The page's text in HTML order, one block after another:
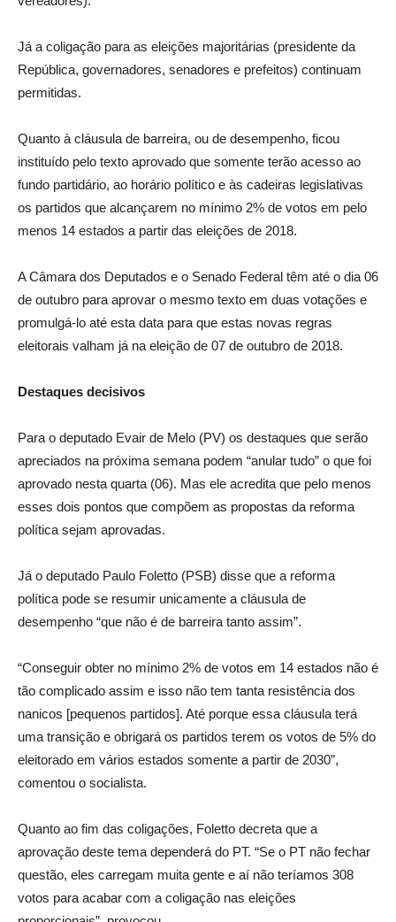
Já a coligação para as eleições majoritárias (presidente da
República, governadores, senadores e prefeitos) continuam
permitidas.
Quanto à cláusula de barreira, ou de desempenho, ficou
instituído pelo texto aprovado que somente terão acesso ao
fundo partidário, ao horário político e às cadeiras legislativas
os partidos que alcançarem no mínimo 2% de votos em pelo
menos 14 estados a partir das eleições de 2018.
A Câmara dos Deputados e o Senado Federal têm até o dia 06
de outubro para aprovar o mesmo texto em duas votações e
promulgá-lo até esta data para que estas novas regras
eleitorais valham já na eleição de 07 de outubro de 2018.
Destaques decisivos
Para o deputado Evair de Melo (PV) os destaques que serão
apreciados na próxima semana podem “anular tudo” o que foi
aprovado nesta quarta (06). Mas ele acredita que pelo menos
esses dois pontos que compõem as propostas da reforma
política sejam aprovadas.
Já o deputado Paulo Foletto (PSB) disse que a reforma
política pode se resumir unicamente a cláusula de
desempenho “que não é de barreira tanto assim”.
“Conseguir obter no mínimo 2% de votos em 14 estados não é
tão complicado assim e isso não tem tanta resistência dos
nanicos [pequenos partidos]. Até porque essa cláusula terá
uma transição e obrigará os partidos terem os votos de 5% do
eleitorado em vários estados somente a partir de 2030”,
comentou o socialista.
Quanto ao fim das coligações, Foletto decreta que a
aprovação deste tema dependerá do PT. “Se o PT não fechar
questão, eles carregam muita gente e aí não teríamos 308
votos para acabar com a coligação nas eleições